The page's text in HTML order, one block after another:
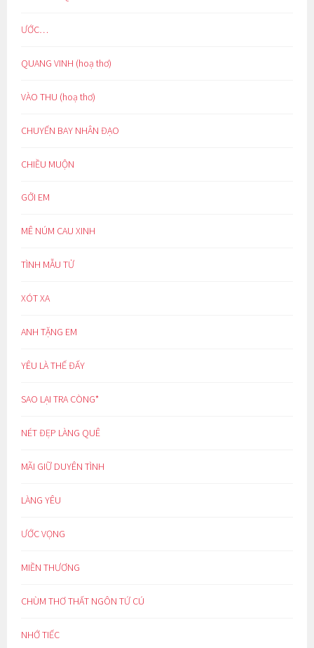
ƯỚC…
QUANG VINH (hoạ thơ)
VÀO THU (hoạ thơ)
CHUYẾN BAY NHÂN ĐẠO
CHIỀU MUỘN
GỞI EM
MÊ NÚM CAU XINH
TÌNH MẪU TỬ
XÓT XA
ANH TẶNG EM
YÊU LÀ THẾ ĐẤY
SAO LẠI TRA CÒNG*
NÉT ĐẸP LÀNG QUÊ
MÃI GIỮ DUYÊN TÌNH
LÀNG YÊU
ƯỚC VỌNG
MIỀN THƯƠNG
CHÙM THƠ THẤT NGÔN TỨ CÚ
NHỚ TIẾC